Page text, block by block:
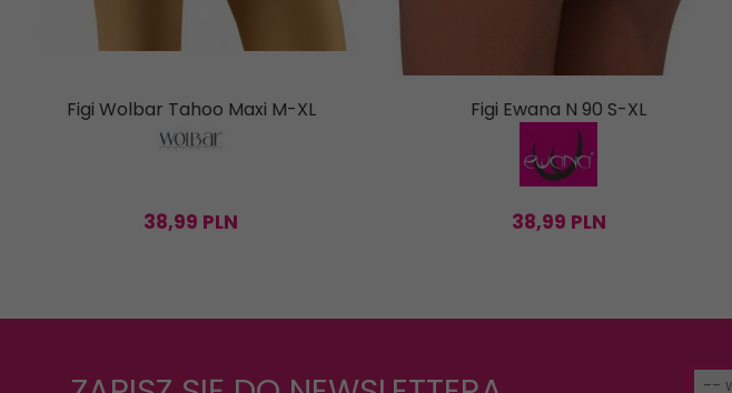
Figi Wolbar Tahoo Maxi M-XL
38,99 PLN
Figi Ewana N 90 S-XL
38,99 PLN